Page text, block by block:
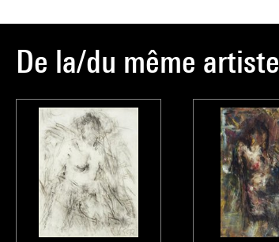
De la/du même artiste